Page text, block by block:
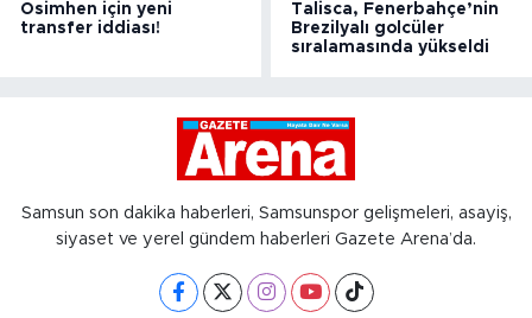
Osimhen için yeni
transfer iddiası!
Talisca, Fenerbahçe’nin
Brezilyalı golcüler
sıralamasında yükseldi
Samsun son dakika haberleri, Samsunspor gelişmeleri, asayiş,
siyaset ve yerel gündem haberleri Gazete Arena’da.